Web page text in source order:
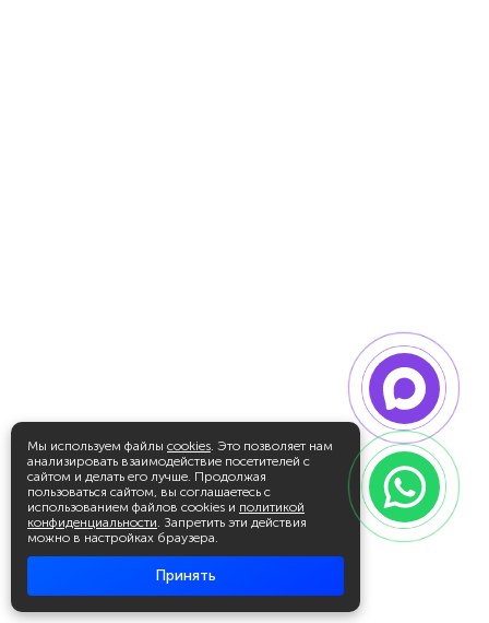
Мы используем файлы cookies. Это позволяет нам
анализировать взаимодействие посетителей с
сайтом и делать его лучше. Продолжая
пользоваться сайтом, вы соглашаетесь с
использованием файлов cookies и политикой
конфиденциальности. Запретить эти действия
можно в настройках браузера.
Принять